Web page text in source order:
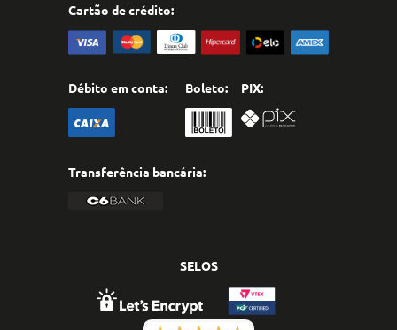
Cartão de crédito:
Débito em conta: Boleto: PIX:
Transferência bancária:
SELOS